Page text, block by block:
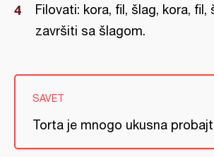
Filovati: kora, fil, šlag, kora, fil,
završiti sa šlagom.
SAVET
Torta je mnogo ukusna